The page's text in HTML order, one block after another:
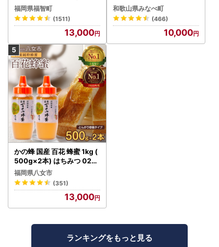
) 10人前 もつ鍋
福岡県福智町
(1511)
13,000
はちみつ梅干し ご家庭用 【
baijuen002B】
和歌山県みなべ町
(466)
10,000
かの蜂 国産 百花 蜂蜜 1kg (
500g×2本) はちみつ 024-
019
福岡県八女市
(351)
13,000
ランキングをもっと見る